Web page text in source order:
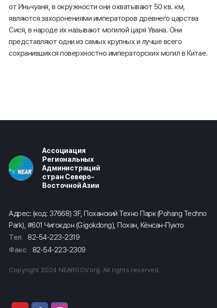
от Иньчуаня, в окружности они охватывают 50 кв. км,
являются захоронениями императоров древнего царства
Сися, в народе их называют могилой царя Увана. Они
представляют одни из самых крупных и лучше всего
сохранившихся поверхностно императорских могил в Китае.
Ассоциация
Региональных
Администраций
стран Северо-
Восточной Азии
Адрес: (код: 37668) 3F, Поханский Техно Парк (Pohang Techno
Park), #601 Чигокдон (Gigokdong), Похан, Кёнсан-Пукто
Тел
82-54-223-2319
Факс
82-54-223-2309
Copyright 2024 NEARGOV.org. All rights reserved.